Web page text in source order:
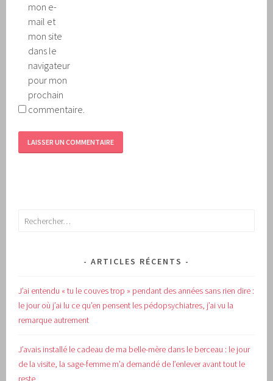
mon e-
mail et
mon site
dans le
navigateur
pour mon
prochain
commentaire.
Rechercher :
ARTICLES RÉCENTS
J’ai entendu « tu le couves trop » pendant des années sans rien dire :
le jour où j’ai lu ce qu’en pensent les pédopsychiatres, j’ai vu la
remarque autrement
J’avais installé le cadeau de ma belle-mère dans le berceau : le jour
de la visite, la sage-femme m’a demandé de l’enlever avant tout le
reste